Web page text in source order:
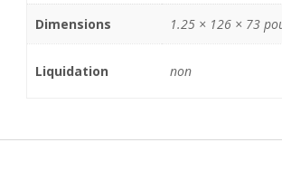
Dimensions 1.25 × 126 × 73
Liquidation non